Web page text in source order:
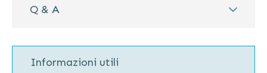
Q & A
Informazioni utili